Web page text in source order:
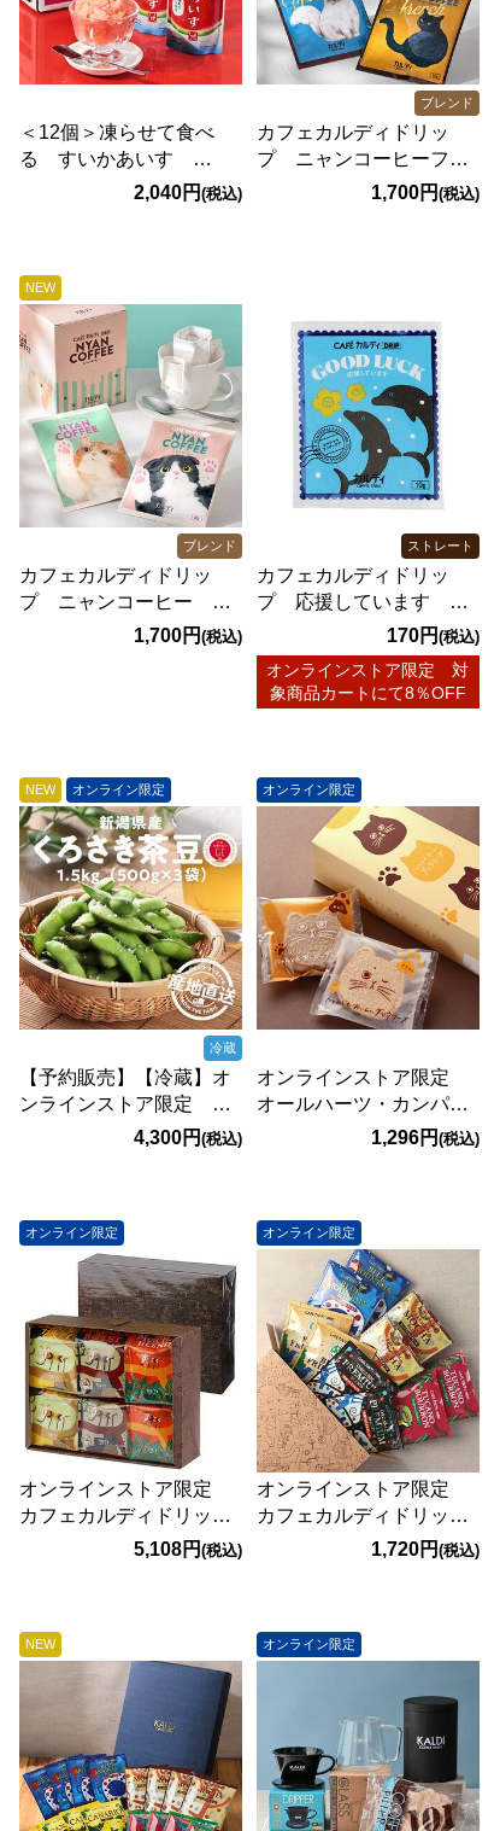
＜12個＞凍らせて食べ
る すいかあいす
100g×12個（熊本県益城
2,040円(税込)
ブレンド
カフェカルディドリッ
プ ニャンコーヒーフレ
ンチ 10p箱入り1,700円 (税込)
NEW
ブレンド
カフェカルディドリッ
プ ニャンコーヒー
1,700円(税込)
ストレート
カフェカルディドリッ
プ 応援しています グ
アテマラ アンティグ
ア 1p
170円 (税込)
オンラインストア限定 対
象商品カートにて8％OFF
NEW オンライン限定
冷蔵
【予約販売】【冷蔵】オ
ンラインストア限定 新
潟県くろさき茶豆（ぴか
予定】
4,300円(税込)
オンライン限定
オンラインストア限定
オールハーツ・カンパニ
ー にゃんともおいしい
1,296円 (税込)
オンライン限定
オンラインストア限定
カフェカルディドリッ
プ コーヒー3種詰め合わ
5,108円(税込)
オンライン限定
オンラインストア限定
カフェカルディドリッ
プ コーヒー10pセッ
1,720円 (税込)
NEW オンライン限定